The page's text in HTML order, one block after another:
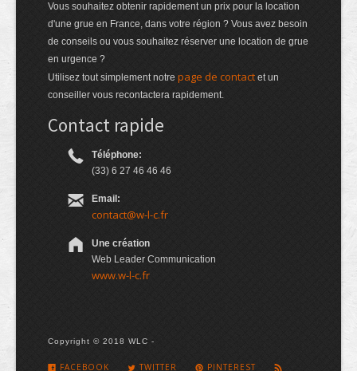
Vous souhaitez obtenir rapidement un prix pour la location
d'une grue en France, dans votre région ? Vous avez besoin
de conseils ou vous souhaitez réserver une location de grue
en urgence ?
Utilisez tout simplement notre page de contact et un
conseiller vous recontactera rapidement.
Contact rapide
Téléphone:
(33) 6 27 46 46 46
Email:
contact@w-l-c.fr
Une création
Web Leader Communication
www.w-l-c.fr
Copyright © 2018 WLC -
FACEBOOK TWITTER PINTEREST